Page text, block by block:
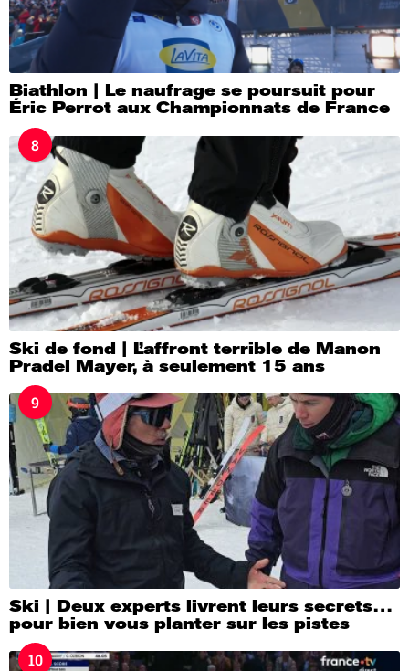
Biathlon | Le naufrage se poursuit pour
Éric Perrot aux Championnats de France
8
Ski de fond | L’affront terrible de Manon
Pradel Mayer, à seulement 15 ans
9
Ski | Deux experts livrent leurs secrets…
pour bien vous planter sur les pistes
10